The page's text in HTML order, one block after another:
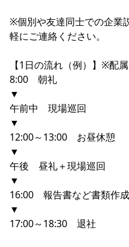
※個別や友達同士での企業
軽にご連絡ください。
【1日の流れ（例）】※配
8:00 朝礼
▼
午前中 現場巡回
▼
12:00～13:00 お昼休憩
▼
午後 昼礼＋現場巡回
▼
16:00 報告書など書類作
▼
17:00～18:30 退社